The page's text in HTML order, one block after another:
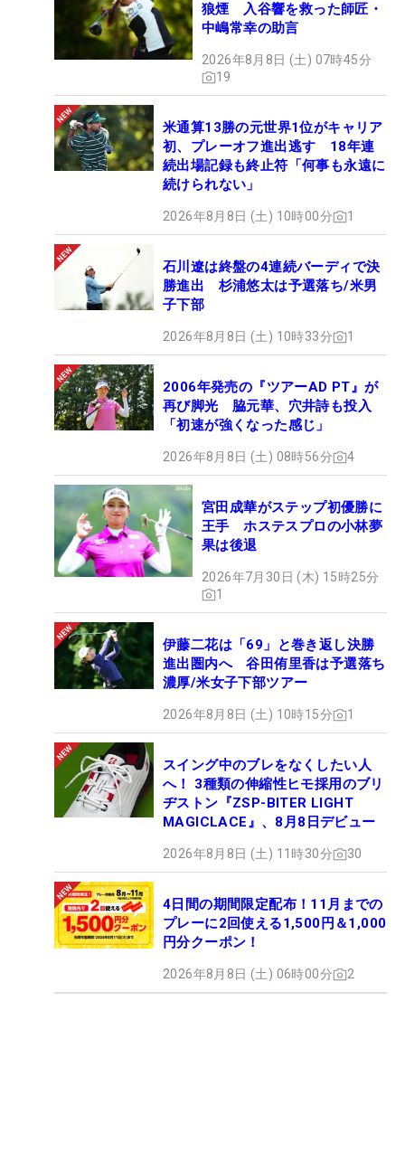
狼煙 入谷響を救った師匠・
中嶋常幸の助言
2026年8月8日 (土) 07時45分
19
米通算13勝の元世界1位がキャリア
初、プレーオフ進出逃す 18年連
続出場記録も終止符「何事も永遠に
続けられない」
2026年8月8日 (土) 10時00分 1
石川遼は終盤の4連続バーディで決
勝進出 杉浦悠太は予選落ち/米男
子下部
2026年8月8日 (土) 10時33分 1
2006年発売の『ツアーAD PT』が
再び脚光 脇元華、穴井詩も投入
「初速が強くなった感じ」
2026年8月8日 (土) 08時56分 4
宮田成華がステップ初優勝に
王手 ホステスプロの小林夢
果は後退
2026年7月30日 (木) 15時25分
1
伊藤二花は「69」と巻き返し決勝
進出圏内へ 谷田侑里香は予選落ち
濃厚/米女子下部ツアー
2026年8月8日 (土) 10時15分 1
スイング中のブレをなくしたい人
へ！ 3種類の伸縮性ヒモ採用のブリ
ヂストン『ZSP-BITER LIGHT
MAGICLACE』、8月8日デビュー
2026年8月8日 (土) 11時30分 30
4日間の期間限定配布！11月までの
プレーに2回使える1,500円＆1,000
円分クーポン！
2026年8月8日 (土) 06時00分 2